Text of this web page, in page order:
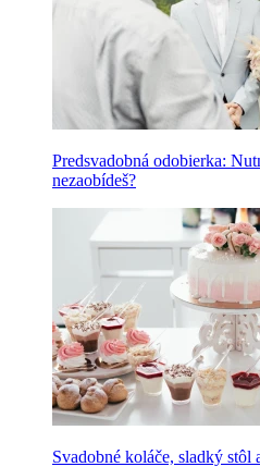
Predsvadobná odobierka:
nezaobídeš?
Svadobné koláče, sladký